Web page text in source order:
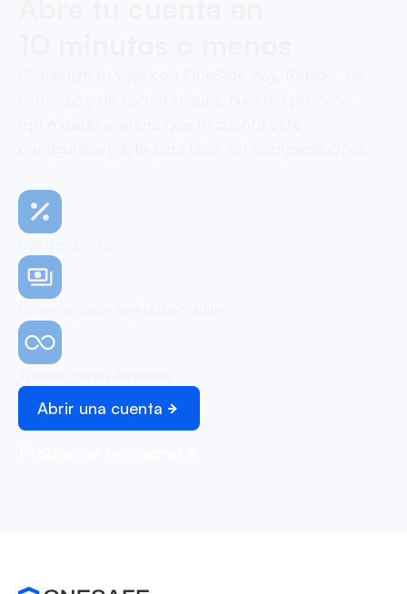
Abrir una cuenta